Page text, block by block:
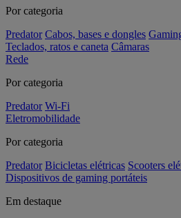
Por categoria
Predator Cabos, bases e dongles
Teclados, ratos e caneta Câmaras
Rede
Por categoria
Predator Wi-Fi
Eletromobilidade
Por categoria
Predator Bicicletas elétricas Scooters
Dispositivos de gaming portáteis
Em destaque